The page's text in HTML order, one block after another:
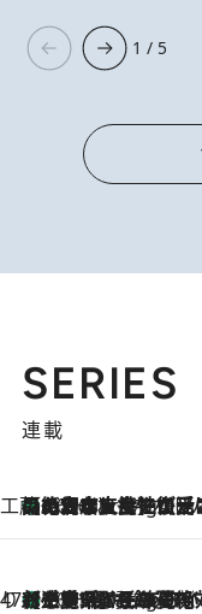
1 / 5
SERIES
連載
工藤まやのおもてなし
10 Hours Ago
【ハワイ土産】ローカルの絶大な支持で復活！ 絶品の幻クッキー《元ファンの日本人女性が受け継いだ名店》
47都道府県の手みやげ ひんやりスイーツで夏を満喫
10 Hours Ago
【三重県】この夏絶対食べたい 冷やしておいしいおやつ3選 お餅×アイスの新感覚スイーツ